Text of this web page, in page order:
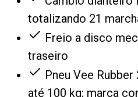
totalizando 21
Freio a disco
traseiro
Pneu Vee
até 100 kg; marca